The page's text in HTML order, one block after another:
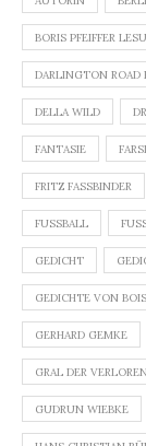
BORIS PFEIFFER
DARLINGTON ROAD
DELLA WILD
FANTASIE FARSI
FRITZ FASSBINDER
FUSSBALL
GEDICHT
GEDICHTE VON BOIS
GERHARD GEMKE
GRAL DER
GUDRUN WIEBKE